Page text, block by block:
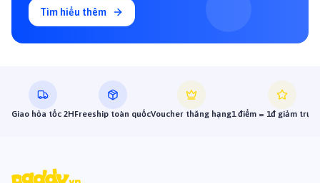
Tìm hiểu thêm
Giao hỏa tốc 2HFreeship toàn quốcVoucher thăng hạng1 điểm = 1đ giảm trực